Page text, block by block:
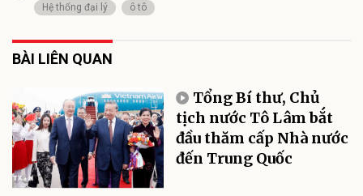
Hệ thống đại lý
ô tô
BÀI LIÊN QUAN
Tổng Bí thư, Chủ
tịch nước Tô Lâm bắt
đầu thăm cấp Nhà nước
đến Trung Quốc